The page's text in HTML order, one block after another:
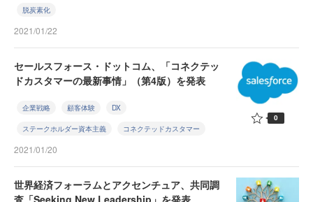
脱炭素化
2021/01/22
セールスフォース・ドットコム、「コネクテッ
ドカスタマーの最新事情」（第4版）を発表
企業戦略 顧客体験 DX
ステークホルダー資本主義 コネクテッドカスタマー
2021/01/20
0
世界経済フォーラムとアクセンチュア、共同調
査「Seeking New Leadership」を発表